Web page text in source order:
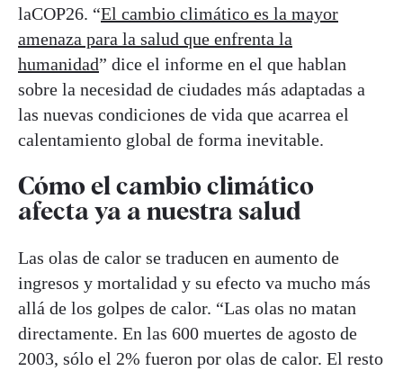
laCOP26. “El cambio climático es la mayor
amenaza para la salud que enfrenta la
humanidad” dice el informe en el que hablan
sobre la necesidad de ciudades más adaptadas a
las nuevas condiciones de vida que acarrea el
calentamiento global de forma inevitable.
Cómo el cambio climático
afecta ya a nuestra salud
Las olas de calor se traducen en aumento de
ingresos y mortalidad y su efecto va mucho más
allá de los golpes de calor. “Las olas no matan
directamente. En las 600 muertes de agosto de
2003, sólo el 2% fueron por olas de calor. El resto